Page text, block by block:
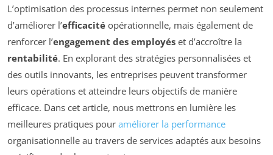
L’optimisation des processus internes permet non seulement
d’améliorer l’efficacité opérationnelle, mais également de
renforcer l’engagement des employés et d’accroître la
rentabilité. En explorant des stratégies personnalisées et
des outils innovants, les entreprises peuvent transformer
leurs opérations et atteindre leurs objectifs de manière
efficace. Dans cet article, nous mettrons en lumière les
meilleures pratiques pour améliorer la performance
organisationnelle au travers de services adaptés aux besoins